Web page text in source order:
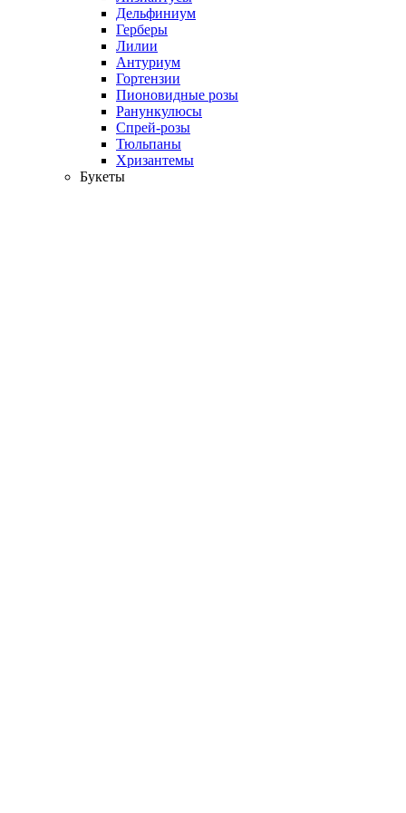
Дельфиниум
Герберы
Лилии
Антуриум
Гортензии
Пионовидные розы
Ранункулюсы
Спрей-розы
Тюльпаны
Хризантемы
Букеты